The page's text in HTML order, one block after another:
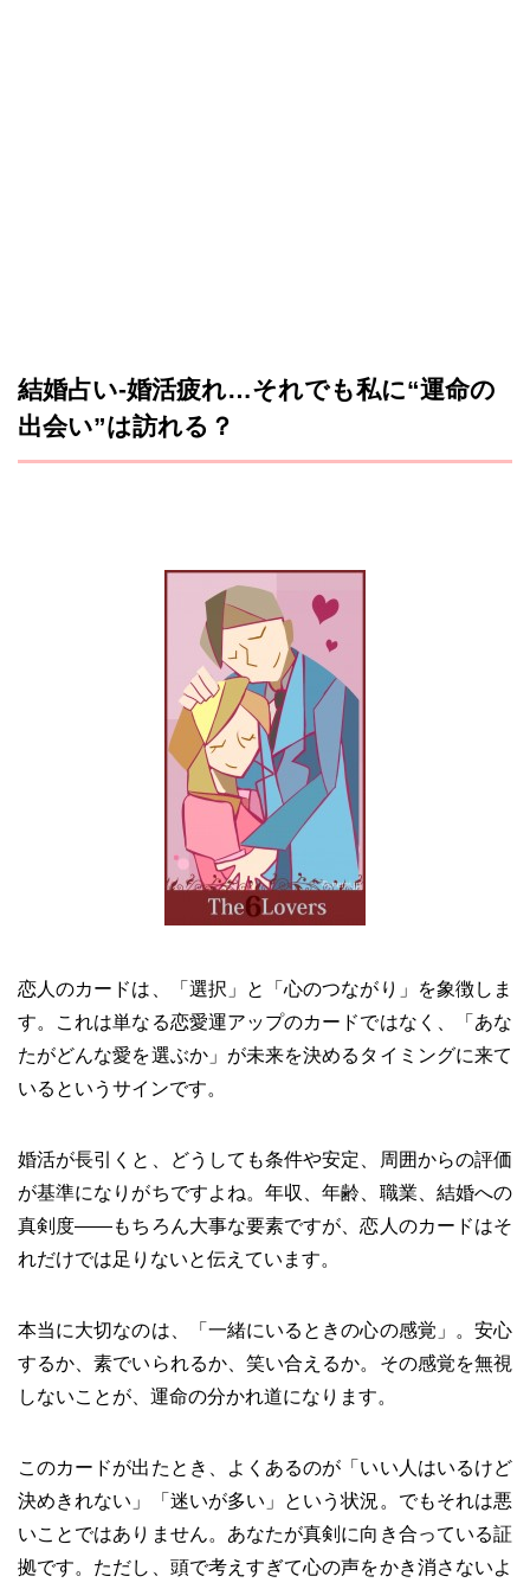
結婚占い-婚活疲れ…それでも私に“運命の
出会い”は訪れる？
恋人のカードは、「選択」と「心のつながり」を象徴しま
す。これは単なる恋愛運アップのカードではなく、「あな
たがどんな愛を選ぶか」が未来を決めるタイミングに来て
いるというサインです。
婚活が長引くと、どうしても条件や安定、周囲からの評価
が基準になりがちですよね。年収、年齢、職業、結婚への
真剣度——もちろん大事な要素ですが、恋人のカードはそ
れだけでは足りないと伝えています。
本当に大切なのは、「一緒にいるときの心の感覚」。安心
するか、素でいられるか、笑い合えるか。その感覚を無視
しないことが、運命の分かれ道になります。
このカードが出たとき、よくあるのが「いい人はいるけど
決めきれない」「迷いが多い」という状況。でもそれは悪
いことではありません。あなたが真剣に向き合っている証
拠です。ただし、頭で考えすぎて心の声をかき消さないよ